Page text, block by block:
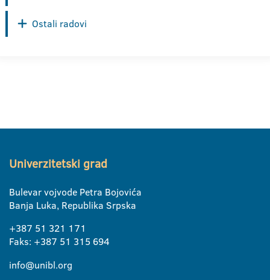
Ostali radovi
Univerzitetski grad
Bulevar vojvode Petra Bojovića
Banja Luka, Republika Srpska
+387 51 321 171
Faks: +387 51 315 694
info@unibl.org